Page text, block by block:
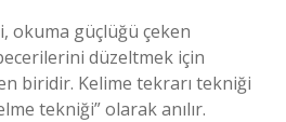
okuma güçlüğü çeken
düzeltmek için
biridir. Kelime tekrarı tekniği
tekniği” olarak anılır.